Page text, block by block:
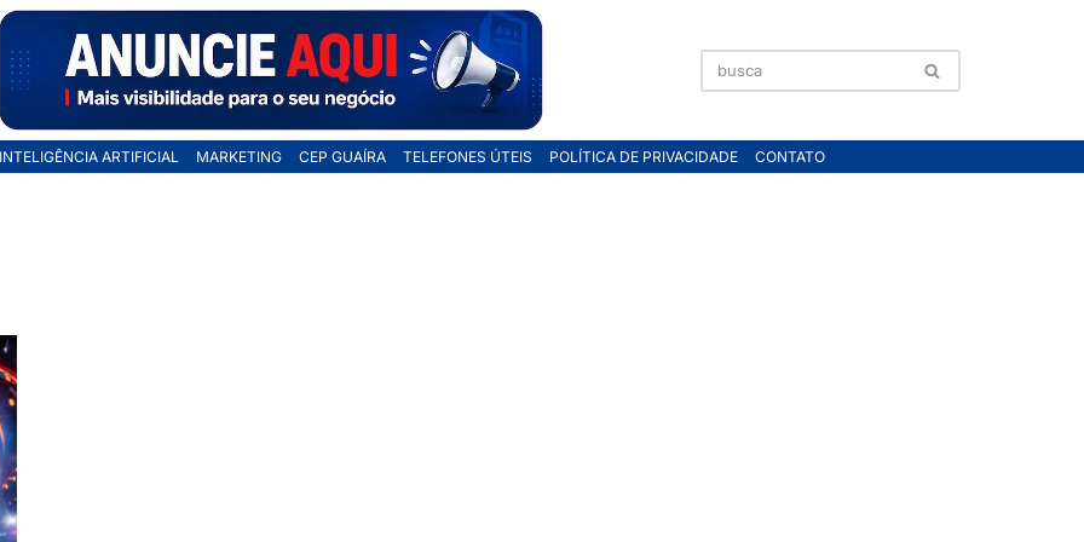
INTELIGÊNCIA ARTIFICIAL MARKETING CEP GUAÍRA TELEFONES ÚTEIS POLÍTICA DE PRIVACIDADE CONTATO